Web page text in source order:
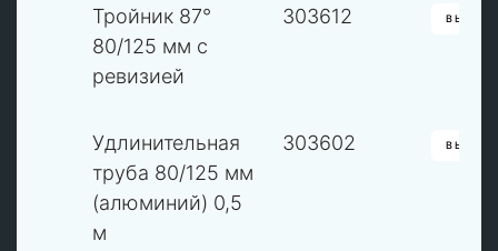
Тройник 87°
80/125 мм с
ревизией
303612
Удлинительная
труба 80/125 мм
(алюминий) 0,5
м
303602